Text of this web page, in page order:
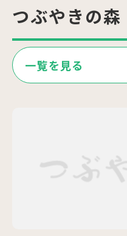
つぶやきの森
一覧を見る